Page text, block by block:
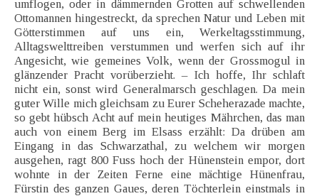
umflogen, oder in dämmernden Grotten auf schwellenden
Ottomannen hingestreckt, da sprechen Natur und Leben mit
Götterstimmen auf uns ein, Werkeltagsstimmung,
Alltagswelttreiben verstummen und werfen sich auf ihr
Angesicht, wie gemeines Volk, wenn der Grossmogul in
glänzender Pracht vorüberzieht. – Ich hoffe, Ihr schlaft
nicht ein, sonst wird Generalmarsch geschlagen. Da mein
guter Wille mich gleichsam zu Eurer Scheherazade machte,
so gebt hübsch Acht auf mein heutiges Mährchen, das man
auch von einem Berg im Elsass erzählt: Da drüben am
Eingang in das Schwarzathal, zu welchem wir morgen
ausgehen, ragt 800 Fuss hoch der Hünenstein empor, dort
wohnte in der Zeiten Ferne eine mächtige Hünenfrau,
Fürstin des ganzen Gaues, deren Töchterlein einstmals in